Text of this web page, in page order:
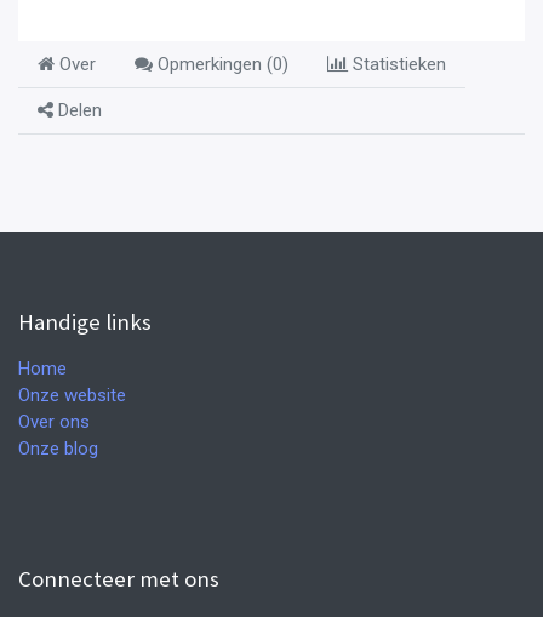
Over Opmerkingen (0) Statistieken
Delen
Handige links
Home
Onze website
Over ons
Onze blog
Connecteer met ons